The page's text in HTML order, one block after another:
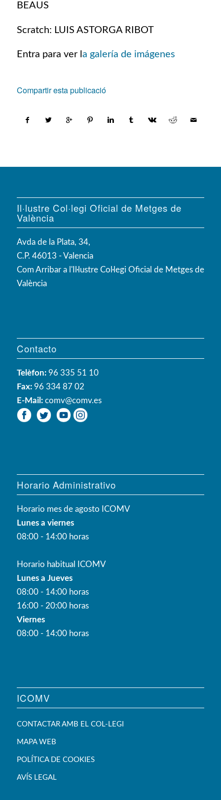
BEAUS
Scratch: LUIS ASTORGA RIBOT
Entra para ver l a galería de imágenes
Compartir esta publicació
Il·lustre Col·legi Oficial de Metges de
València
Avda de la Plata, 34,
C.P. 46013 - Valencia
Com Arribar a l'Il·lustre Col·legi Oficial de Metges de
València
Contacto
Telèfon: 96 335 51 10
Fax:96 334 87 02
E-Mail: comv@comv.es
Horario Administrativo
Horario mes de agosto ICOMV
Lunes a viernes
08:00 - 14:00 horas
Horario habitual ICOMV
Lunes a Jueves
08:00 - 14:00 horas
16:00 - 20:00 horas
Viernes
08:00 - 14:00 horas
ICOMV
CONTACTAR AMB EL COL-LEGI
MAPA WEB
POLÍTICA DE COOKIES
AVÍS LEGAL